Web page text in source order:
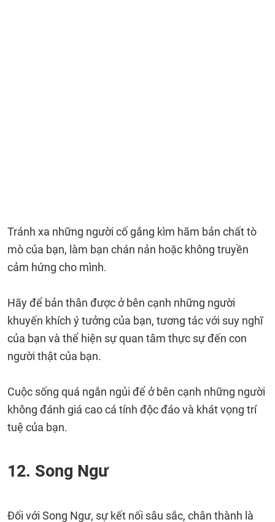
Tránh xa những người cố gắng kìm hãm bản chất tò
mò của bạn, làm bạn chán nản hoặc không truyền
cảm hứng cho mình.
Hãy để bản thân được ở bên cạnh những người
khuyến khích ý tưởng của bạn, tương tác với suy nghĩ
của bạn và thể hiện sự quan tâm thực sự đến con
người thật của bạn.
Cuộc sống quá ngắn ngủi để ở bên cạnh những người
không đánh giá cao cá tính độc đáo và khát vọng trí
tuệ của bạn.
12. Song Ngư
Đối với Song Ngư, sự kết nối sâu sắc, chân thành là